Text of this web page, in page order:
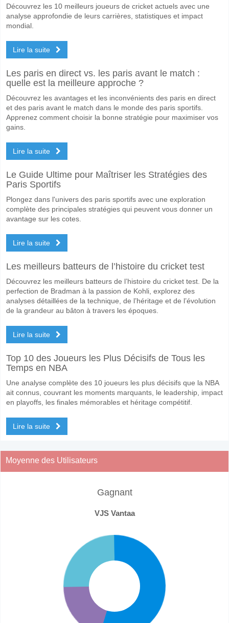
Sur le côté risqué, vous pouvez essayer le Résultat Correct de 3-1
Découvrez les 10 meilleurs joueurs de cricket actuels avec une
analyse approfondie de leurs carrières, statistiques et impact
mondial.
Lire la suite
Les paris en direct vs. les paris avant le match :
quelle est la meilleure approche ?
Découvrez les avantages et les inconvénients des paris en direct
et des paris avant le match dans le monde des paris sportifs.
Apprenez comment choisir la bonne stratégie pour maximiser vos
gains.
Lire la suite
Le Guide Ultime pour Maîtriser les Stratégies des
Paris Sportifs
Plongez dans l'univers des paris sportifs avec une exploration
complète des principales stratégies qui peuvent vous donner un
avantage sur les cotes.
Lire la suite
Les meilleurs batteurs de l’histoire du cricket test
Découvrez les meilleurs batteurs de l’histoire du cricket test. De la
perfection de Bradman à la passion de Kohli, explorez des
analyses détaillées de la technique, de l’héritage et de l’évolution
de la grandeur au bâton à travers les époques.
Lire la suite
Top 10 des Joueurs les Plus Décisifs de Tous les
Temps en NBA
Une analyse complète des 10 joueurs les plus décisifs que la NBA
ait connus, couvrant les moments marquants, le leadership, impact
en playoffs, les finales mémorables et héritage compétitif.
Lire la suite
Moyenne des Utilisateurs
Gagnant
VJS Vantaa